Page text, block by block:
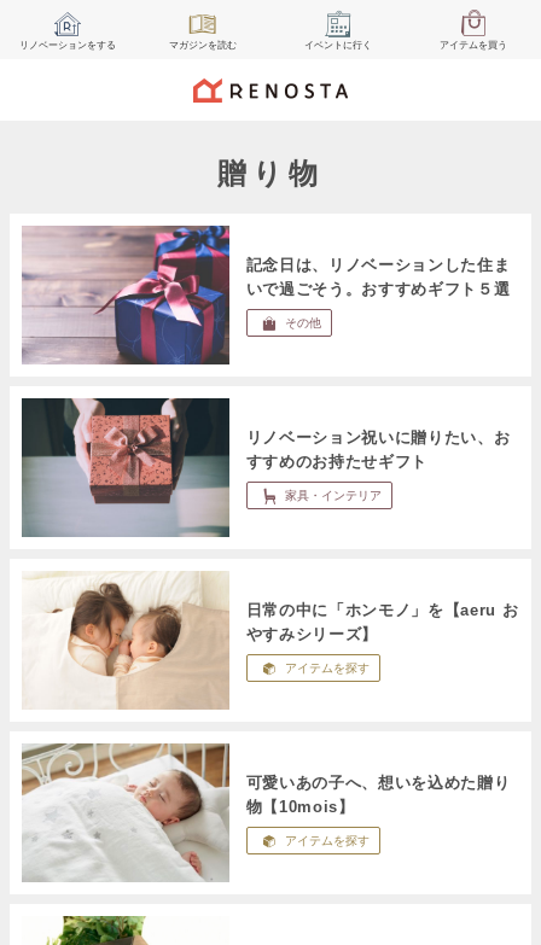
リノベーションをする マガジンを読む イベント に行く アイテムを買う
贈り物
記念日は、リノベーションした住ま
いで過ごそう。おすすめギフト５選
その他
リノベーション祝いに贈りたい、お
すすめのお持たせギフト
家具・インテリア
日常の中に「ホンモノ」を【aeru お
やすみシリーズ】
アイテムを探す
可愛いあの子へ、想いを込めた贈り
物【10mois】
アイテムを探す